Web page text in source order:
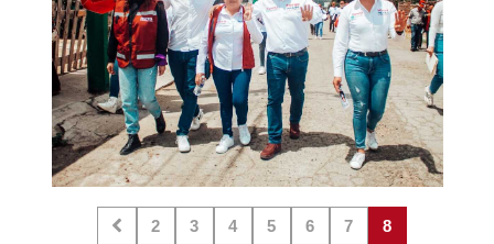
2 3 4 5 6 7 8